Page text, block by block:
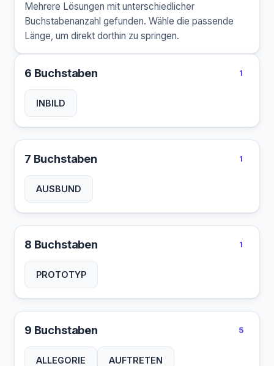
Mehrere Lösungen mit unterschiedlicher
Buchstabenanzahl gefunden. Wähle die passende
Länge, um direkt dorthin zu springen.
6 Buchstaben 1
INBILD
7 Buchstaben 1
AUSBUND
8 Buchstaben 1
PROTOTYP
9 Buchstaben 5
ALLEGORIE AUFTRETEN